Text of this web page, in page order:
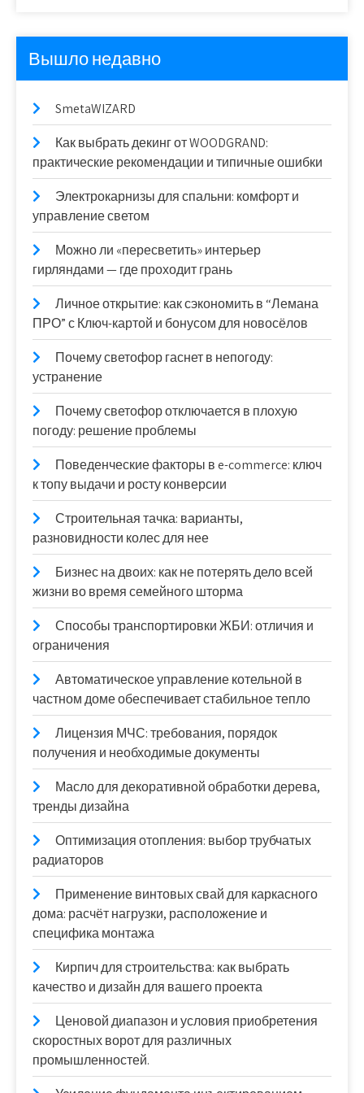
Вышло недавно
SmetaWIZARD
Как выбрать декинг от WOODGRAND:
практические рекомендации и типичные ошибки
Электрокарнизы для спальни: комфорт и
управление светом
Можно ли «пересветить» интерьер
гирляндами — где проходит грань
Личное открытие: как сэкономить в “Лемана
ПРО” с Ключ-картой и бонусом для новосёлов
Почему светофор гаснет в непогоду:
устранение
Почему светофор отключается в плохую
погоду: решение проблемы
Поведенческие факторы в e-commerce: ключ
к топу выдачи и росту конверсии
Строительная тачка: варианты,
разновидности колес для нее
Бизнес на двоих: как не потерять дело всей
жизни во время семейного шторма
Способы транспортировки ЖБИ: отличия и
ограничения
Автоматическое управление котельной в
частном доме обеспечивает стабильное тепло
Лицензия МЧС: требования, порядок
получения и необходимые документы
Масло для декоративной обработки дерева,
тренды дизайна
Оптимизация отопления: выбор трубчатых
радиаторов
Применение винтовых свай для каркасного
дома: расчёт нагрузки, расположение и
специфика монтажа
Кирпич для строительства: как выбрать
качество и дизайн для вашего проекта
Ценовой диапазон и условия приобретения
скоростных ворот для различных
промышленностей.